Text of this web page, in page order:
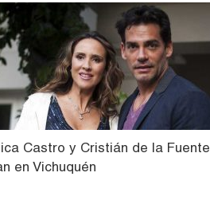
Castro y Cristián de la Fuente
en Vichuquén